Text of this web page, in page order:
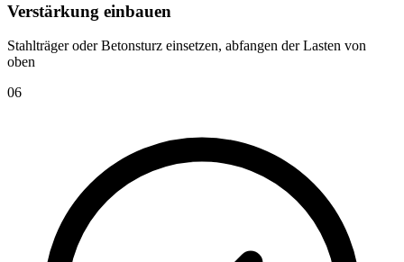
Verstärkung einbauen
Stahlträger oder Betonsturz einsetzen, abfangen der Lasten von
oben
06